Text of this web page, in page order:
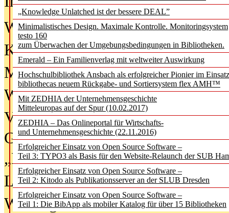
„Knowledge Unlatched ist der bessere DEAL”
Minimalistisches Design. Maximale Kontrolle. Monitoringsystem
testo 160
zum Überwachen der Umgebungsbedingungen in Bibliotheken.
Emerald – Ein Familienverlag mit weltweiter Auswirkung
Hochschulbibliothek Ansbach als erfolgreicher Pionier im
bibliothecas neuem Rückgabe- und Sortiersystem flex AMH™
Mit ZEDHIA der Unternehmensgeschichte
Mitteleuropas auf der Spur (10.02.2017)
ZEDHIA – Das Onlineportal für Wirtschafts-
und Unternehmensgeschichte (22.11.2016)
Erfolgreicher Einsatz von Open Source Software –
Teil 3: TYPO3 als Basis für den Website-Relaunch der SUB
Erfolgreicher Einsatz von Open Source Software –
Teil 2: Kitodo als Publikationsserver an der SLUB Dresden
Erfolgreicher Einsatz von Open Source Software –
Teil 1: Die BibApp als mobiler Katalog für über 15 Bibliotheken
Was Hochschul­bibliotheken von
Kinder in der digitalen Welt
Metadaten als Infrastruktur
Wenn Bots katalogisieren
Von Abschlusskleidern bis
Geisterjagd-Ausrüstung in der
„Library of Things“ unterwegs
Lesen als Infrastrukturaufgabe
Wie Jugendliche Social Media